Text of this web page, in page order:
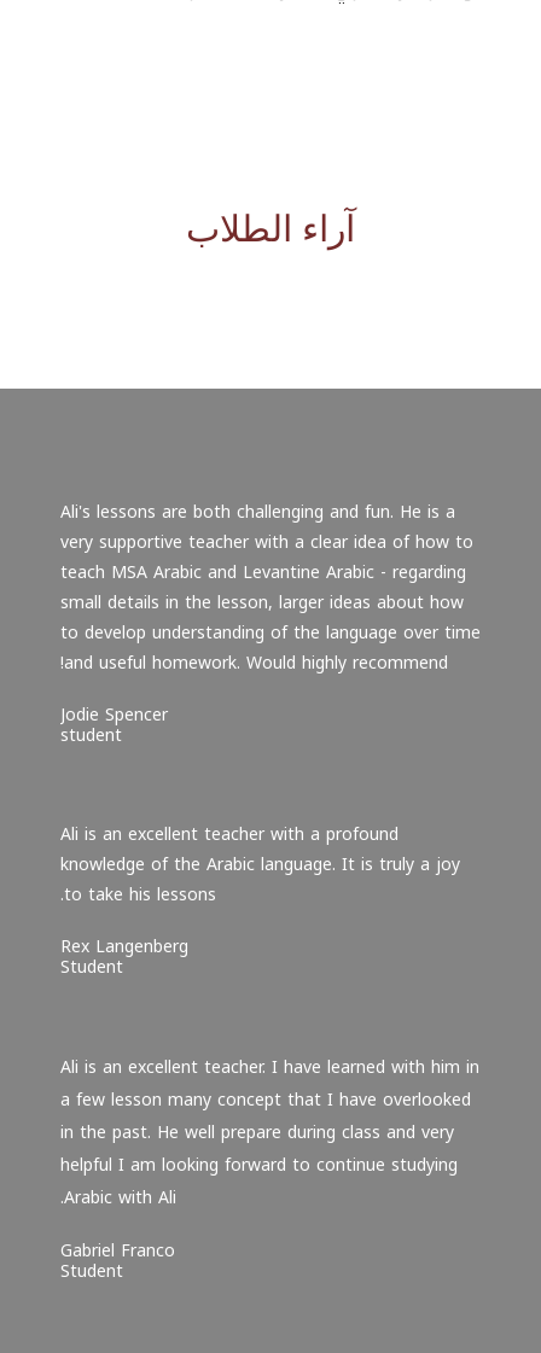
آراء الطلاب
Ali's lessons are both challenging and fun. He is a
very supportive teacher with a clear idea of how to
teach MSA Arabic and Levantine Arabic - regarding
small details in the lesson, larger ideas about how
to develop understanding of the language over time
and useful homework. Would highly recommend!
Jodie Spencer
student
Ali is an excellent teacher with a profound
knowledge of the Arabic language. It is truly a joy
to take his lessons.
Rex Langenberg
Student
Ali is an excellent teacher. I have learned with him in
a few lesson many concept that I have overlooked
in the past. He well prepare during class and very
helpful I am looking forward to continue studying
Arabic with Ali.
Gabriel Franco
Student